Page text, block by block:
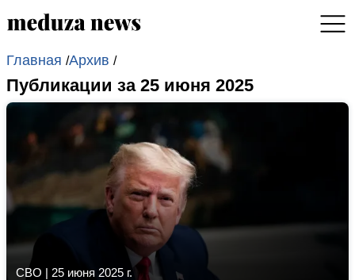
Главная /Архив /
Публикации за 25 июня 2025
СВО | 25 июня 2025 г.